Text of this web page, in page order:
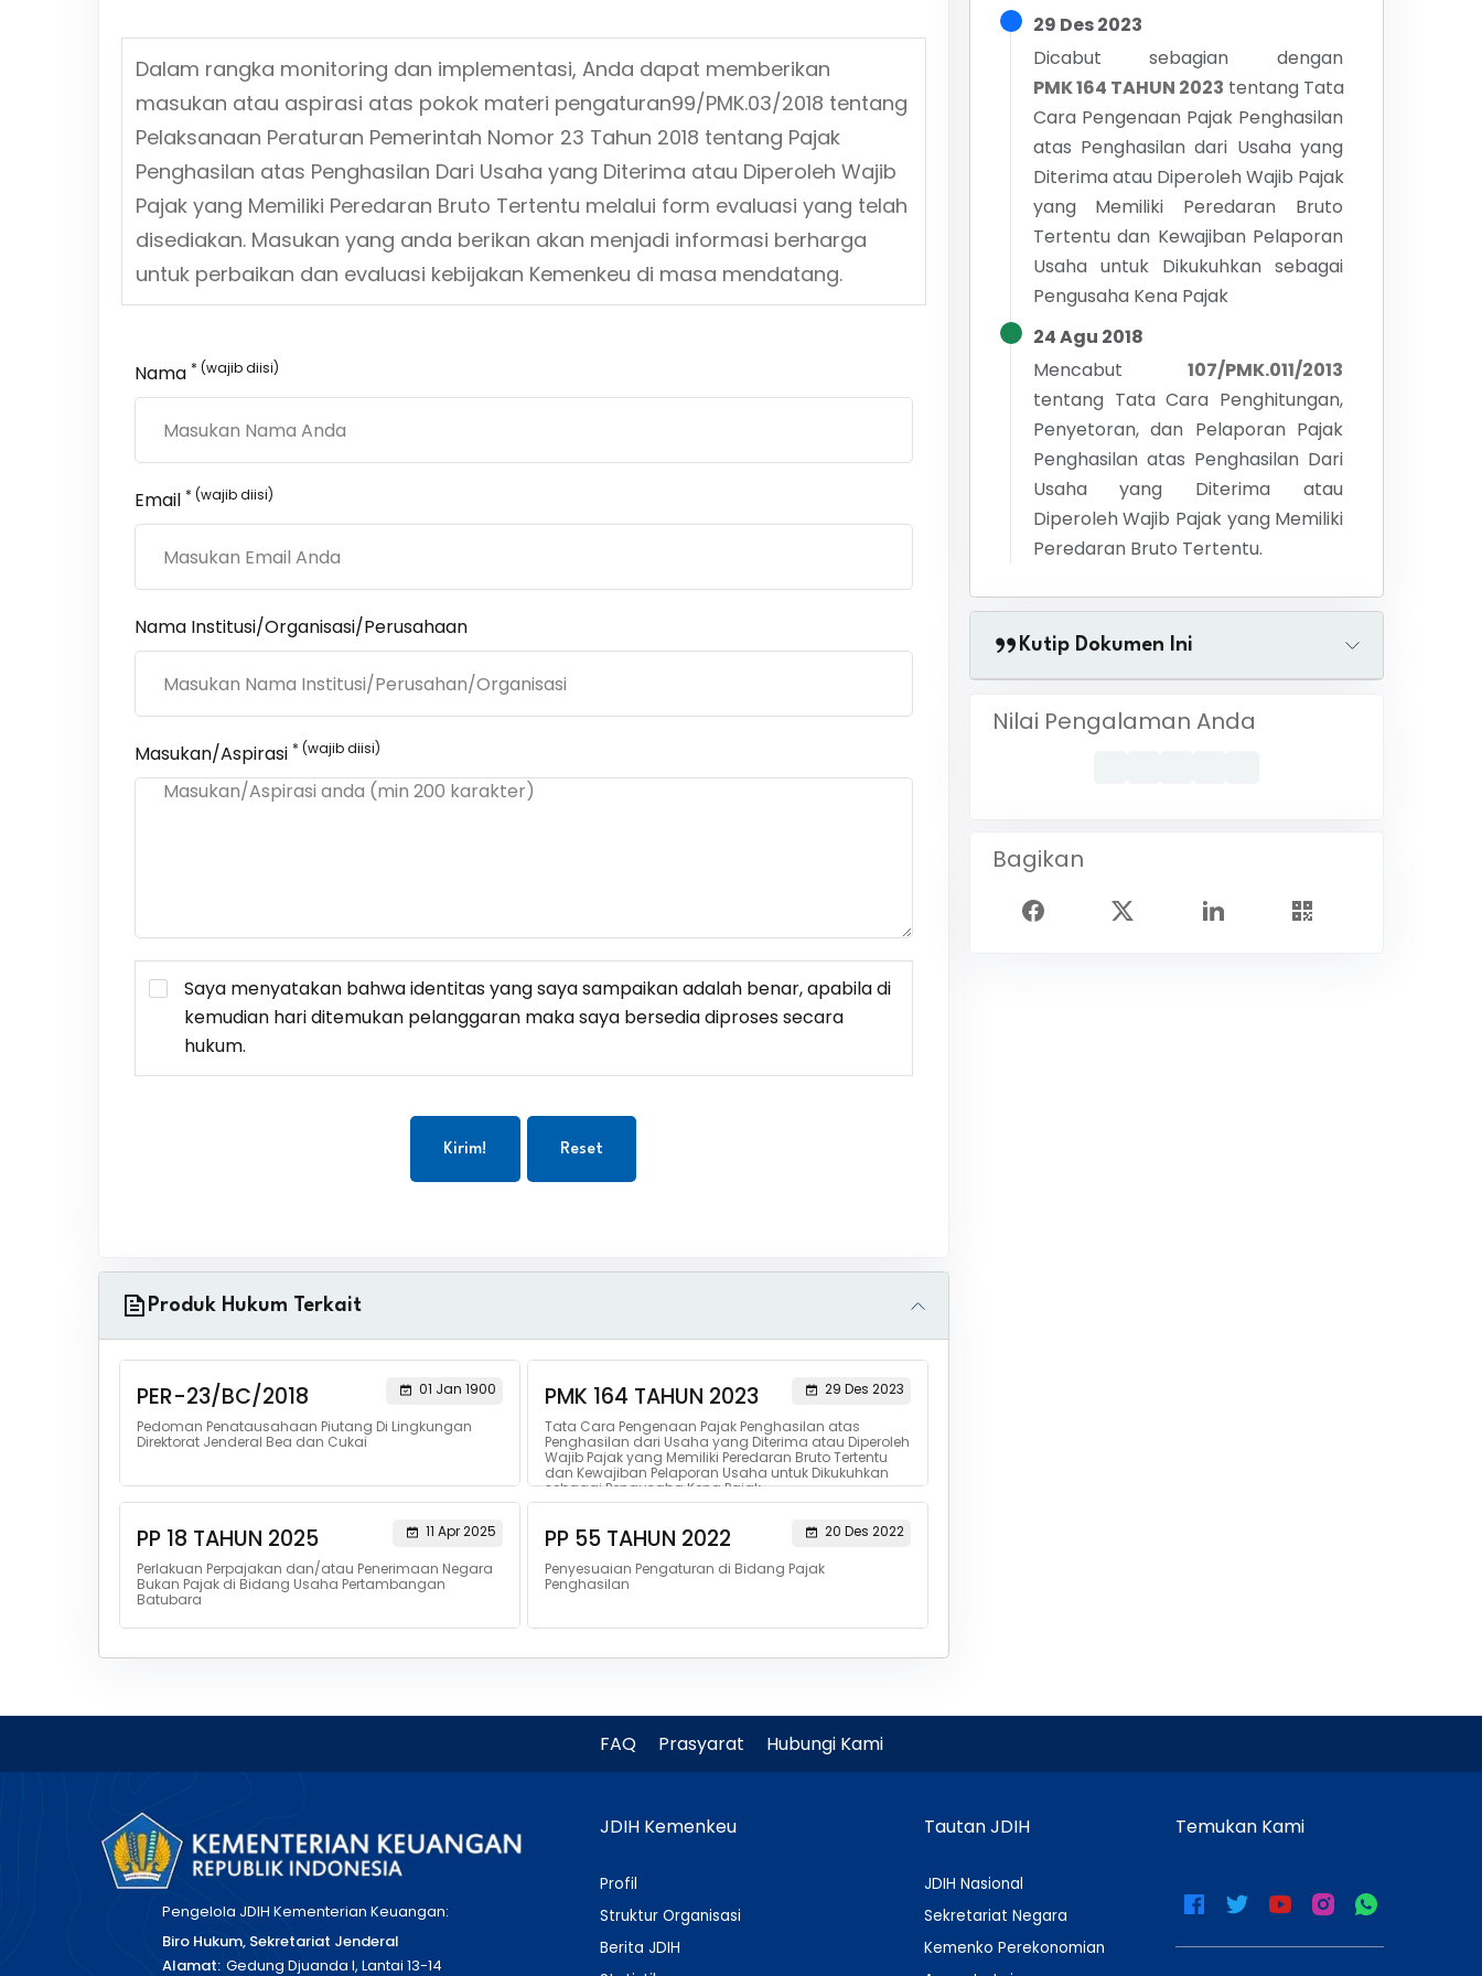
Dalam rangka monitoring dan implementasi, Anda dapat memberikan
masukan atau aspirasi atas pokok materi pengaturan99/PMK.03/2018 tentang
Pelaksanaan Peraturan Pemerintah Nomor 23 Tahun 2018 tentang Pajak
Penghasilan atas Penghasilan Dari Usaha yang Diterima atau Diperoleh Wajib
Pajak yang Memiliki Peredaran Bruto Tertentu melalui form evaluasi yang telah
disediakan. Masukan yang anda berikan akan menjadi informasi berharga
untuk perbaikan dan evaluasi kebijakan Kemenkeu di masa mendatang.
Nama * (wajib diisi)
Email * (wajib diisi)
Nama Institusi/Organisasi/Perusahaan
Masukan/Aspirasi * (wajib diisi)
Saya menyatakan bahwa identitas yang saya sampaikan adalah benar, apabila di
kemudian hari ditemukan pelanggaran maka saya bersedia diproses secara
hukum.
Kirim! Reset
Produk Hukum Terkait
PER-23/BC/2018
01 Jan 1900
Pedoman Penatausahaan Piutang Di Lingkungan
Direktorat Jenderal Bea dan Cukai
PMK 164 TAHUN 2023
29 Des 2023
Tata Cara Pengenaan Pajak Penghasilan atas
Penghasilan dari Usaha yang Diterima atau Diperoleh
Wajib Pajak yang Memiliki Peredaran Bruto Tertentu
dan Kewajiban Pelaporan Usaha untuk Dikukuhkan
sebagai Pengusaha Kena Pajak
PP 18 TAHUN 2025
11 Apr 2025
Perlakuan Perpajakan dan/atau Penerimaan Negara
Bukan Pajak di Bidang Usaha Pertambangan
Batubara
PP 55 TAHUN 2022
20 Des 2022
Penyesuaian Pengaturan di Bidang Pajak
Penghasilan
29 Des 2023
Dicabut sebagian dengan
PMK 164 TAHUN 2023 tentang Tata
Cara Pengenaan Pajak Penghasilan
atas Penghasilan dari Usaha yang
Diterima atau Diperoleh Wajib Pajak
yang Memiliki Peredaran Bruto
Tertentu dan Kewajiban Pelaporan
Usaha untuk Dikukuhkan sebagai
Pengusaha Kena Pajak
24 Agu 2018
Mencabut
107/PMK.011/2013
tentang Tata Cara Penghitungan,
Penyetoran, dan Pelaporan Pajak
Penghasilan atas Penghasilan Dari
Usaha yang Diterima atau
Diperoleh Wajib Pajak yang Memiliki
Peredaran Bruto Tertentu.
Kutip Dokumen Ini
Nilai Pengalaman Anda
Bagikan
FAQ Prasyarat Hubungi Kami
Pengelola JDIH Kementerian Keuangan:
Biro Hukum, Sekretariat Jenderal
Alamat: Gedung Djuanda I, Lantai 13-14
JDIH Kemenkeu
Profil
Struktur Organisasi
Berita JDIH
Tautan JDIH
JDIH Nasional
Sekretariat Negara
Kemenko Perekonomian
Temukan Kami